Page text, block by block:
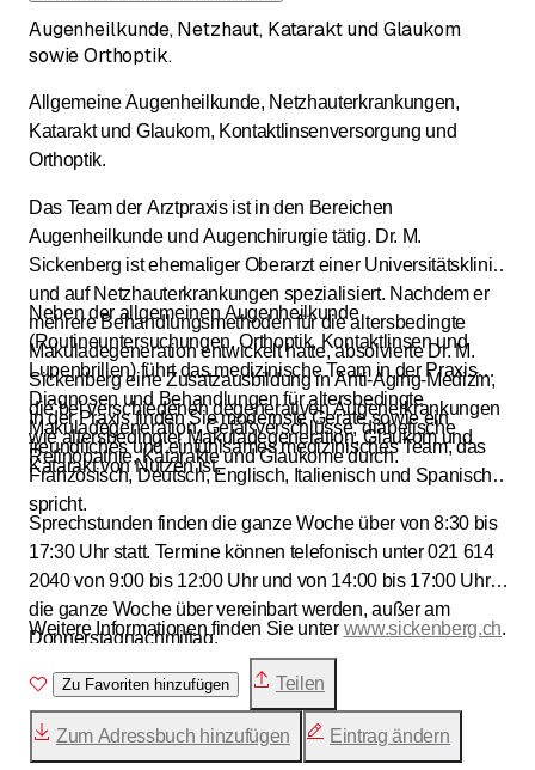
Augenheilkunde, Netzhaut, Katarakt und Glaukom
sowie Orthoptik.
Allgemeine Augenheilkunde, Netzhauterkrankungen,
Katarakt und Glaukom, Kontaktlinsenversorgung und
Orthoptik.
Das Team der Arztpraxis ist in den Bereichen
Augenheilkunde und Augenchirurgie tätig. Dr. M.
Sickenberg ist ehemaliger Oberarzt einer Universitätsklinik
und auf Netzhauterkrankungen spezialisiert. Nachdem er
mehrere Behandlungsmethoden für die altersbedingte
Makuladegeneration entwickelt hatte, absolvierte Dr. M.
Sickenberg eine Zusatzausbildung in Anti-Aging-Medizin,
die bei verschiedenen degenerativen Augenerkrankungen
wie altersbedingter Makuladegeneration, Glaukom und
Katarakt von Nutzen ist.
Neben der allgemeinen Augenheilkunde
(Routineuntersuchungen, Orthoptik, Kontaktlinsen und
Lupenbrillen) führt das medizinische Team in der Praxis
Diagnosen und Behandlungen für altersbedingte
Makuladegeneration, Gefäßverschlüsse, diabetische
Retinopathie, Katarakte und Glaukome durch.
In der Praxis finden Sie modernste Geräte sowie ein
freundliches und einfühlsames medizinisches Team, das
Französisch, Deutsch, Englisch, Italienisch und Spanisch
spricht.
Sprechstunden finden die ganze Woche über von 8:30 bis
17:30 Uhr statt. Termine können telefonisch unter 021 614
2040 von 9:00 bis 12:00 Uhr und von 14:00 bis 17:00 Uhr
die ganze Woche über vereinbart werden, außer am
Donnerstagnachmittag.
Weitere Informationen finden Sie unter www.sickenberg.ch.
Zu Favoriten hinzufügen Teilen
Zum Adressbuch hinzufügen Eintrag ändern